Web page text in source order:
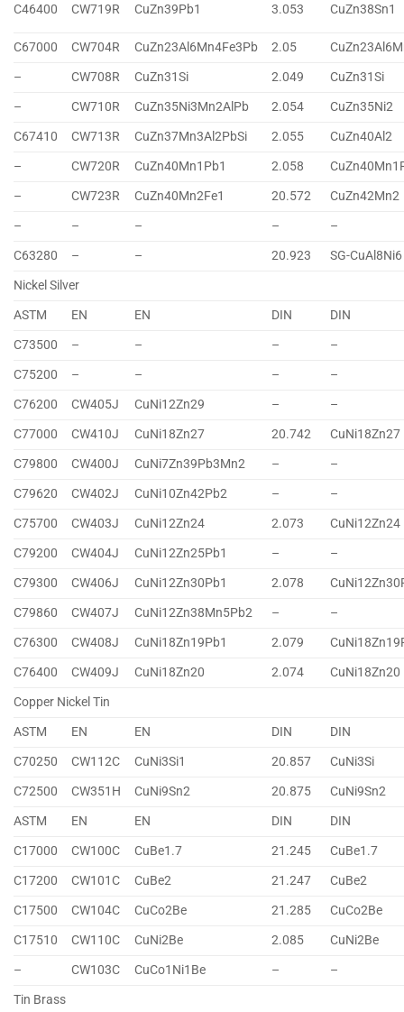
C46400 CW719R CuZn39Pb1 3.053 CuZn38Sn1
C67000 CW704R CuZn23Al6Mn4Fe3Pb 2.05
–
CW708R CuZn31Si 2.049
CuZn31Si
–
CW710R CuZn35Ni3Mn2AlPb 2.054
CuZn35Ni2
C67410
CW713R CuZn37Mn3Al2PbSi 2.055
CuZn40Al2
–
CW720R CuZn40Mn1Pb1 2.058
–
CW723R CuZn40Mn2Fe1 20.572
CuZn42Mn2
–
– – –
–
C63280
– – 20.923
SG-CuAl8Ni6
Nickel Silver
ASTM
EN EN DIN
DIN
C73500
– – –
–
C75200
– – –
–
C76200
CW405J CuNi12Zn29 –
–
C77000
CW410J CuNi18Zn27 20.742
CuNi18Zn27
C79800
CW400J CuNi7Zn39Pb3Mn2 –
–
C79620
CW402J CuNi10Zn42Pb2 –
–
C75700
CW403J CuNi12Zn24 2.073
CuNi12Zn24
C79200
CW404J CuNi12Zn25Pb1 –
–
C79300
CW406J CuNi12Zn30Pb1 2.078
C79860
CW407J CuNi12Zn38Mn5Pb2 –
–
C76300
CW408J CuNi18Zn19Pb1 2.079
C76400
CW409J CuNi18Zn20 2.074
CuNi18Zn20
Copper Nickel Tin
ASTM
EN EN DIN
DIN
C70250
CW112C CuNi3Si1 20.857
CuNi3Si
C72500
CW351H CuNi9Sn2 20.875
CuNi9Sn2
ASTM
EN EN DIN
DIN
C17000
CW100C CuBe1.7 21.245
CuBe1.7
C17200
CW101C CuBe2 21.247
CuBe2
C17500
CW104C CuCo2Be 21.285
CuCo2Be
C17510
CW110C CuNi2Be 2.085
CuNi2Be
–
CW103C CuCo1Ni1Be –
–
Tin Brass